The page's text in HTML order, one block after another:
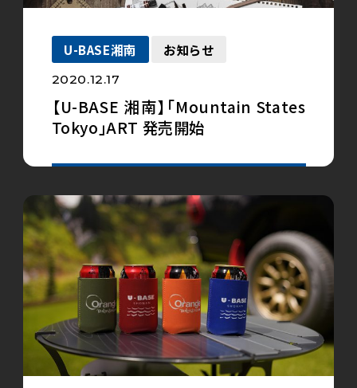
U-BASE湘南 お知らせ
2020.12.17
【U-BASE 湘南】「Mountain States
Tokyo」ART 発売開始